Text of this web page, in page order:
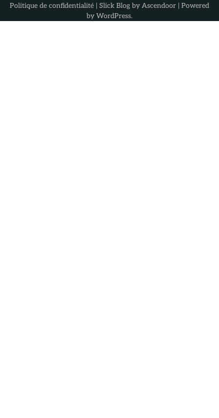
Politique de confidentialité | Slick Blog by Ascendoor | Powered
by WordPress.